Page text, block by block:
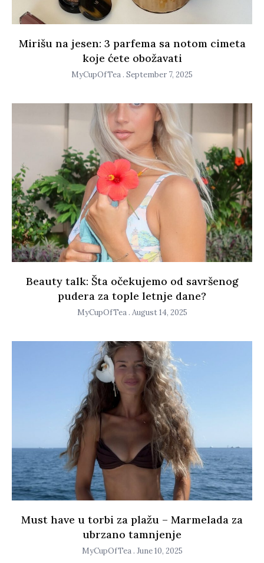
Mirišu na jesen: 3 parfema sa notom cimeta
koje ćete obožavati
MyCupOfTea September 7, 2025
Beauty talk: Šta očekujemo od savršenog
pudera za tople letnje dane?
MyCupOfTea August 14, 2025
Must have u torbi za plažu – Marmelada za
ubrzano tamnjenje
MyCupOfTea June 10, 2025